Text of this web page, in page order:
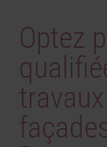
Optez